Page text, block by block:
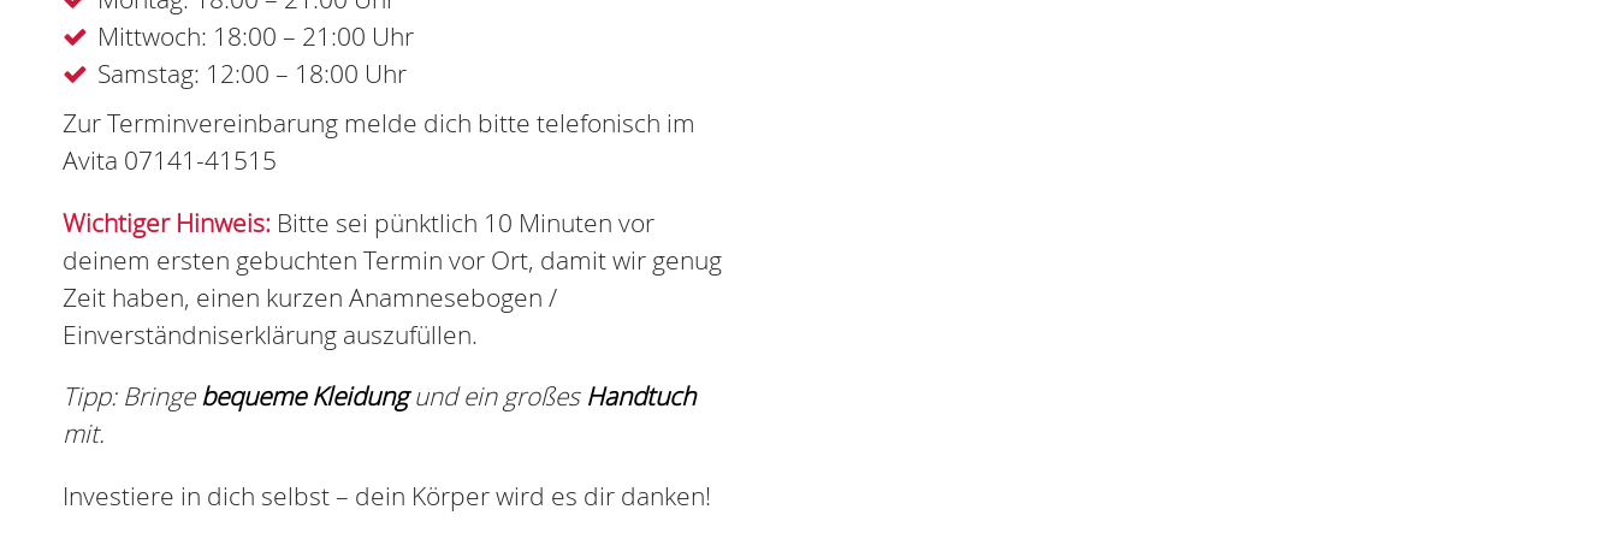
Mittwoch: 18:00 – 21:00 Uhr
Samstag: 12:00 – 18:00 Uhr
Zur Terminvereinbarung melde dich bitte telefonisch im
Avita 07141-41515
Wichtiger Hinweis: Bitte sei pünktlich 10 Minuten vor
deinem ersten gebuchten Termin vor Ort, damit wir genug
Zeit haben, einen kurzen Anamnesebogen /
Einverständniserklärung auszufüllen.
Tipp: Bringebequeme Kleidungund ein großes Handtuch
mit.
Investiere in dich selbst – dein Körper wird es dir danken!